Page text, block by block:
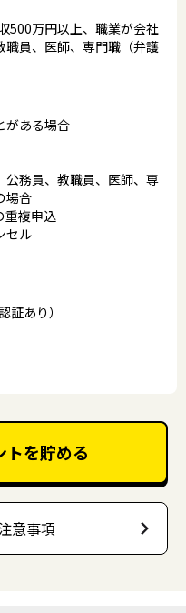
500万円以上、職業が会社
職員、医師、専門職（弁護
がある場合
務員、教職員、医師、専
場合
重複申込
セル
証あり）
トを貯める
意事項